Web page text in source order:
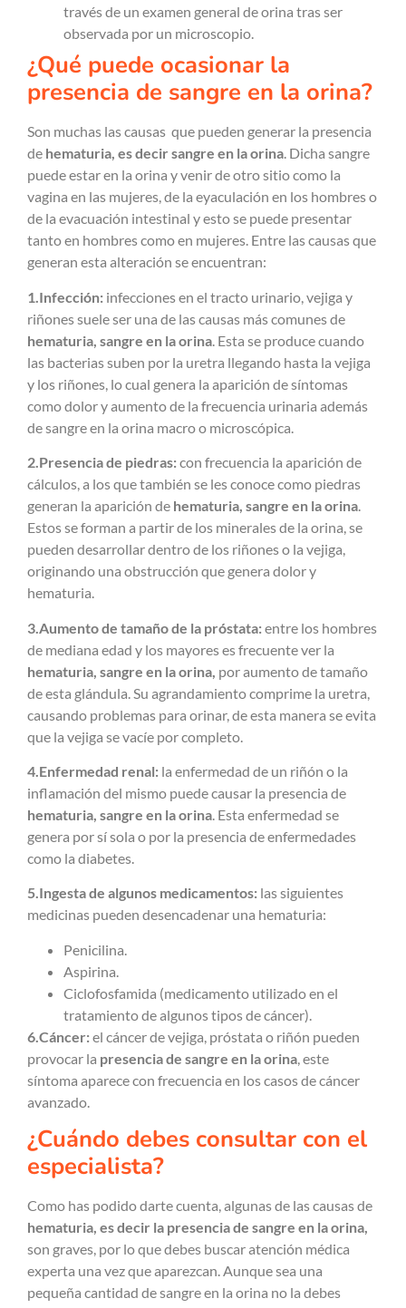
través de un examen general de orina tras ser
observada por un microscopio.
¿Qué puede ocasionar la
presencia de sangre en la orina?
Son muchas las causas que pueden generar la presencia
de hematuria, es decir sangre en la orina. Dicha sangre
puede estar en la orina y venir de otro sitio como la
vagina en las mujeres, de la eyaculación en los hombres o
de la evacuación intestinal y esto se puede presentar
tanto en hombres como en mujeres. Entre las causas que
generan esta alteración se encuentran:
1.Infección: infecciones en el tracto urinario, vejiga y
riñones suele ser una de las causas más comunes de
hematuria, sangre en la orina . Esta se produce cuando
las bacterias suben por la uretra llegando hasta la vejiga
y los riñones, lo cual genera la aparición de síntomas
como dolor y aumento de la frecuencia urinaria además
de sangre en la orina macro o microscópica.
2.Presencia de piedras:con frecuencia la aparición de
cálculos, a los que también se les conoce como piedras
generan la aparición de hematuria, sangre en la orina.
Estos se forman a partir de los minerales de la orina, se
pueden desarrollar dentro de los riñones o la vejiga,
originando una obstrucción que genera dolor y
hematuria.
3.Aumento de tamaño de la próstata:entre los hombres
de mediana edad y los mayores es frecuente ver la
hematuria, sangre en la orina, por aumento de tamaño
de esta glándula. Su agrandamiento comprime la uretra,
causando problemas para orinar, de esta manera se evita
que la vejiga se vacíe por completo.
4.Enfermedad renal: la enfermedad de un riñón o la
inflamación del mismo puede causar la presencia de
hematuria, sangre en la orina. Esta enfermedad se
genera por sí sola o por la presencia de enfermedades
como la diabetes.
5.Ingesta de algunos medicamentos: las siguientes
medicinas pueden desencadenar una hematuria:
Penicilina.
Aspirina.
Ciclofosfamida (medicamento utilizado en el
tratamiento de algunos tipos de cáncer).
6.Cáncer:el cáncer de vejiga, próstata o riñón pueden
provocar la presencia de sangre en la orina , este
síntoma aparece con frecuencia en los casos de cáncer
avanzado.
¿Cuándo debes consultar con el
especialista?
Como has podido darte cuenta, algunas de las causas de
hematuria, es decir la presencia de sangre en la orina,
son graves, por lo que debes buscar atención médica
experta una vez que aparezcan. Aunque sea una
pequeña cantidad de sangre en la orina no la debes